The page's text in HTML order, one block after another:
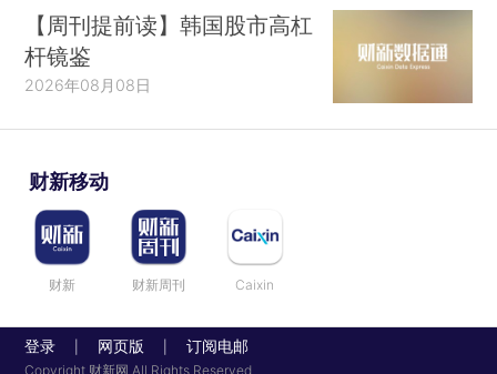
【周刊提前读】韩国股市高杠
杆镜鉴
2026年08月08日
财新移动
财新 财新周刊 Caixin
登录 网页版 订阅电邮
Copyright 财新网 All Rights Reserved